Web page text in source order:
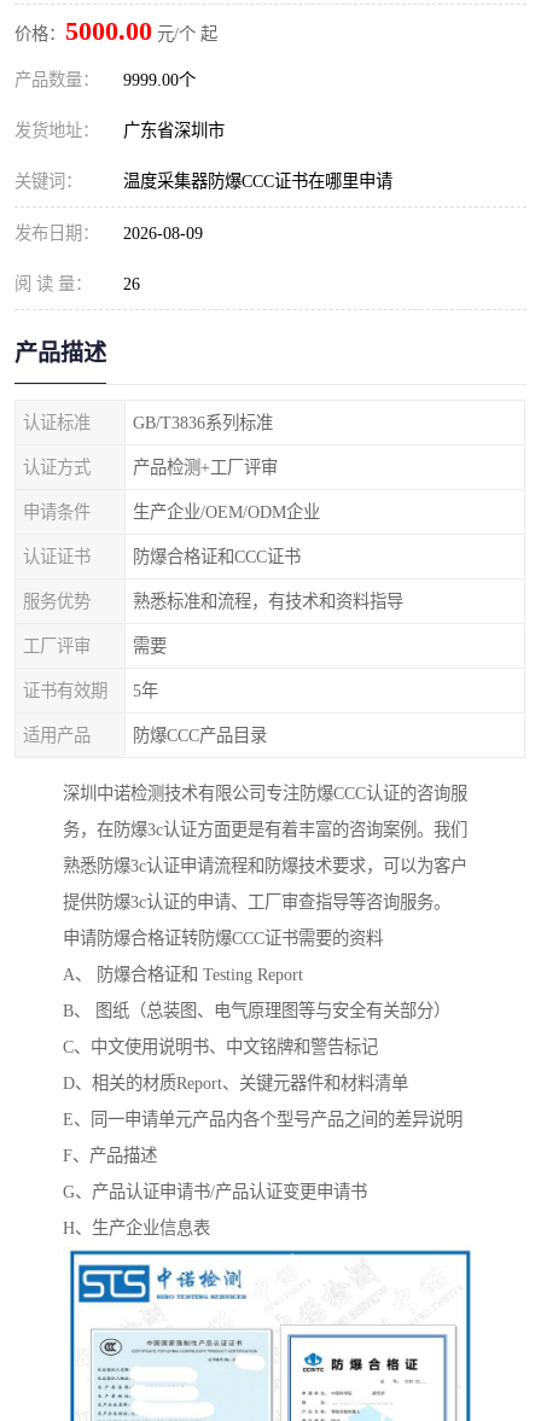
价格： 5000.00 元/个 起
产品数量： 9999.00个
发货地址： 广东省深圳市
关键词： 温度采集器防爆CCC证书在哪里申请
发布日期： 2026-08-09
阅 读 量： 26
产品描述
认证标准 GB/T3836系列标准
认证方式 产品检测+工厂评审
申请条件 生产企业/OEM/ODM企业
认证证书 防爆合格证和CCC证书
服务优势 熟悉标准和流程，有技术和资料指导
工厂评审 需要
证书有效期 5年
适用产品 防爆CCC产品目录
深圳中诺检测技术有限公司专注防爆CCC认证的咨询服
务，在防爆3c认证方面更是有着丰富的咨询案例。我们
熟悉防爆3c认证申请流程和防爆技术要求，可以为客户
提供防爆3c认证的申请、工厂审查指导等咨询服务。
申请防爆合格证转防爆CCC证书需要的资料
A、 防爆合格证和 Testing Report
B、 图纸（总装图、电气原理图等与安全有关部分）
C、中文使用说明书、中文铭牌和警告标记
D、相关的材质Report、关键元器件和材料清单
E、同一申请单元产品内各个型号产品之间的差异说明
F、产品描述
G、产品认证申请书/产品认证变更申请书
H、生产企业信息表